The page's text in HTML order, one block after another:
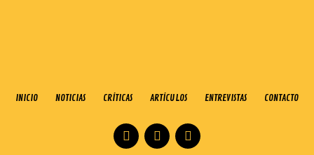
INICIO NOTICIAS CRÍTICAS ARTÍCULOS ENTREVISTAS CONTACTO